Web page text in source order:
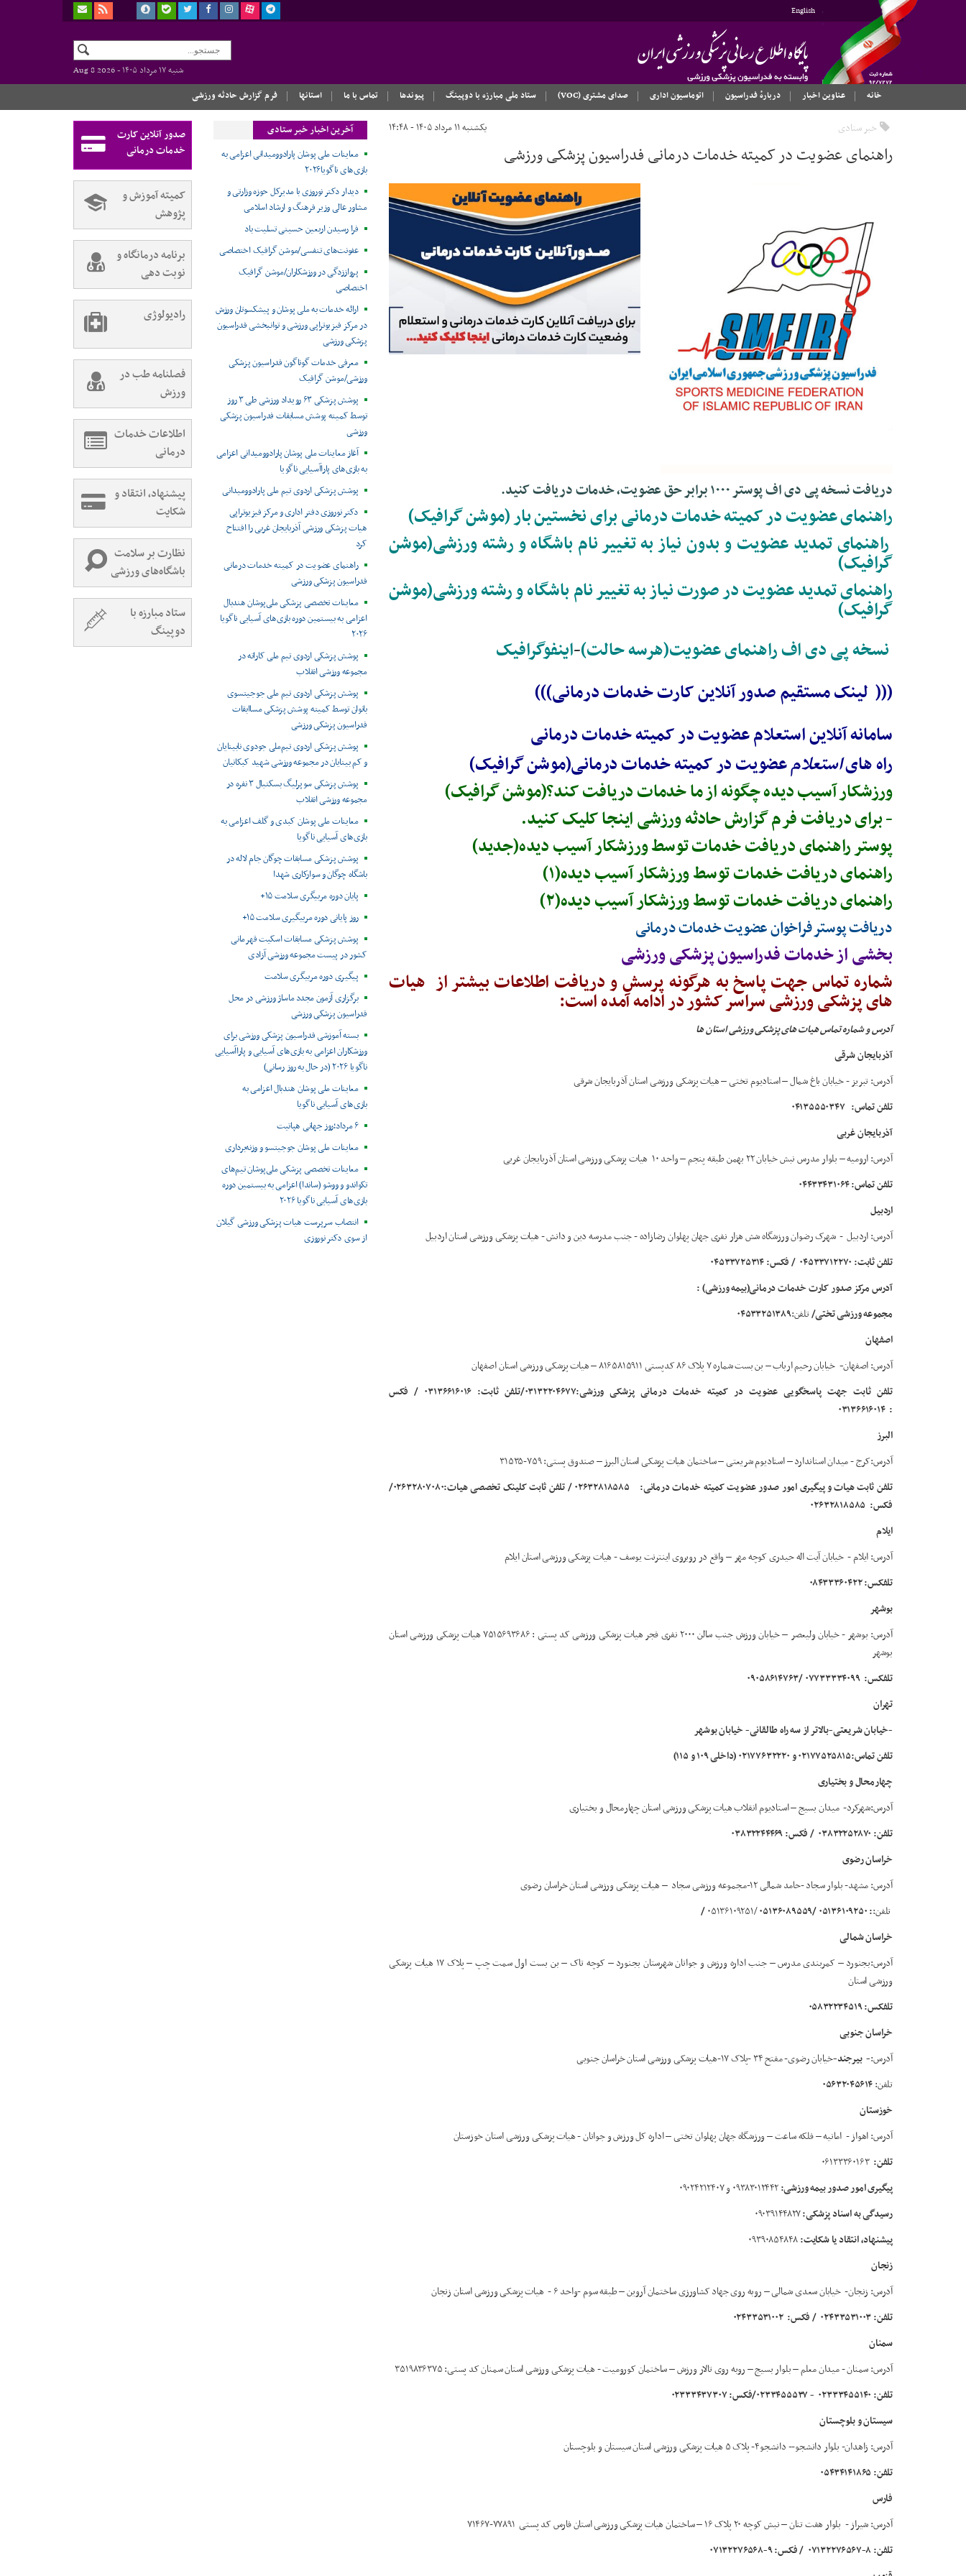
English
شنبه ۱۷ مرداد ۱۴۰۵ -
Aug 8 2026
خانه
عناوین اخبار دربارهٔ فدراسیون اتوماسیون اداری صدای مشتری (VOC) ستاد ملی مبارزه با دوپینگ پیوندها تماس با ما استانها فرم گزارش حادثه ورزشی
خبر ستادی یکشنبه ۱۱ مرداد ۱۴۰۵ - ۱۴:۴۸
راهنمای عضویت در کمیته خدمات درمانی فدراسیون پزشکی ورزشی
دریافت نسخه پی دی اف پوستر ۱۰۰۰ برابر حق عضویت، خدمات دریافت کنید.
راهنمایعضویت در کمیته خدمات درمانی برای نخستین بار(موشن گرافیک)
راهنمای تمدید عضویت و بدون نیاز به تغییر نام باشگاه و رشته ورزشی(موشن
گرافیک)
راهنمای تمدید عضویت در صورت نیاز به تغییر نام باشگاه و رشته ورزشی(موشن
گرافیک)
نسخه پی دی اف راهنمای عضویت(هرسه حالت)-اینفوگرافیک
((( لینک مستقیم صدور آنلاین کارت خدمات درمانی)))
سامانه آنلاین استعلام عضویتدر کمیته خدمات درمانی
راه هایاستعلامعضویت در کمیته خدمات درمانی(موشن گرافیک)
ورزشکار آسیب دیده چگونه از ما خدمات دریافت کند؟(موشن گرافیک)
- برای دریافت فرم گزارش حادثه ورزشی اینجا کلیک کنید.
پوستر راهنمای دریافت خدمات توسط ورزشکار آسیب دیده(جدید)
راهنمای دریافت خدمات توسط ورزشکار آسیب دیده(۱)
راهنمای دریافت خدمات توسط ورزشکار آسیب دیده(۲)
دریافت پوستر فراخوان عضویت خدمات درمانی
بخشی از خدمات فدراسیون پزشکی ورزشی
شماره تماس جهت پاسخ به هرگونه پرسش و دریافت اطلاعات بیشتر از هیات
های پزشکی ورزشی سراسر کشور در ادامه آمده است:
آدرس و شماره تماس هیات های پزشکی ورزشی استان ها
آذربایجان شرقی
آدرس: تبریز - خیابان باغ شمال – استادیوم تختی – هیات پزشکی ورزشی استان آذربایجان شرقی
تلفن تماس:
آذربایجان غربی
آدرس: ارومیه – بلوار مدرس نبش خیابان ۲۲ بهمن طبقه پنجم – واحد ۱۰ هیات پزشکی ورزشی استان آذربایجان غربی
تلفن تماس: ۰۴۴۳۳۴۳۱۰۶۴
اردبیل
آدرس: اردبیل - شهرک رضوان ورزشگاه شش هزار نفری جهان پهلوان رضازاده - جنب مدرسه دین و دانش - هیات پزشکی ورزشی استان اردبیل
تلفن ثابت: ۰۴۵۳۳۷۱۲۲۷۰
/ فکس:۰۴۵۳۳۷۲۵۳۱۴
آدرس مرکز صدور کارت خدمات درمانی(بیمه ورزشی) :
مجموعه ورزشی تختی/تلفن:۰۴۵۳۳۲۵۱۳۸۹
اصفهان
آدرس: اصفهان- خیابان رحیم ارباب – بن بست شماره ۷ پلاک ۸۶ کدپستی ۸۱۶۵۸۱۵۹۱۱ – هیات پزشکی ورزشی استان اصفهان
تلفن ثابت جهت پاسخگویی عضویت در کمیته خدمات درمانی پزشکی ورزشی:۰۳۱۳۲۲۰۴۶۷۷/تلفن ثابت: ۰۳۱۳۶۶۱۶۰۱۶ / فکس
: ۰۳۱۳۶۶۱۶۰۱۴
البرز
آدرس:کرج - میدان استاندارد – استادیوم شریعتی – ساختمان هیات پزشکی استان البرز – صندوق پستی: ۷۵۹-۳۱۵۳۵
تلفن ثابت هیات و پیگیری امور صدور عضویت کمیته خدمات درمانی: ۰۲۶۳۲۸۱۸۵۸۵ / تلفن ثابت کلینک تخصصی هیات:۰۲۶۳۲۸۰۷۰۸۰/
فکس:
ایلام
آدرس: ایلام - خیابان آیت اله حیدری کوچه مهر – واقع در روبروی اینترنت یوسف - هیات پزشکی ورزشی استان ایلام
تلفکس: ۰۸۴۳۳۳۶۰۴۲۲
بوشهر
آدرس: بوشهر - خیابان ولیعصر – خیابان ورزش جنب سالن ۲۰۰۰ نفری فجر هیات پزشکی ورزشی کد پستی : ۷۵۱۵۶۹۳۶۸۶ هیات پزشکی ورزشی استان
بوشهر
تلفکس: ۰۷۷۳۳۳۳۴۰۹۹ /۰۹۰۵۸۶۱۴۷۶۳
تهران
-خیابان شریعتی-بالاتر از سه راه طالقانی- خیابان بوشهر
تلفن تماس:۰۲۱۷۷۵۲۵۸۱۵ و ۰۲۱۷۷۶۳۲۲۲۰ (داخلی ۱۰۹ و ۱۱۵)
چهارمحال و بختیاری
آدرس:شهرکرد- میدان بسیج – استادیوم انقلاب هیات پزشکی ورزشی استان چهارمحال و بختیاری
تلفن: ۰۳۸۳۲۲۵۲۸۷۰
/ فکس: ۰۳۸۳۲۲۴۴۴۶۹
خراسان رضوی
آدرس: مشهد- بلوار سجاد -حامد شمالی ۱۲-مجموعه ورزشی سجاد – هیات پزشکی ورزشی استان خراسان رضوی
تلفن:: ۰۵۱۳۶۱۰۹۲۵۰ /۰۵۱۳۶۰۸۹۵۵۹ /۰۵۱۳۶۱۰۹۲۵۱
/
خراسان شمالی
آدرس:بجنورد – کمربندی مدرس – جنب اداره ورزش و جوانان شهرستان بجنورد – کوچه تاک – بن بست اول سمت چپ – پلاک ۱۷ هیات پزشکی
ورزشی استان
تلفکس: ۰۵۸۳۲۲۳۴۵۱۹
خراسان جنوبی
آدرس:-بیرجند-خیابان رضوی- مفتح ۳۴ -پلاک ۱۷-هیات پزشکی ورزشی استان خراسان جنوبی
تلفن:
خوزستان
آدرس: اهواز - امانیه – فلکه ساعت – ورزشگاه جهان پهلوان تختی – اداره کل ورزش و جوانان - هیات پزشکی ورزشی استان خوزستان
تلفن: ۰۶۱۳۳۳۶۰۱۶۳
پیگیری امور صدور بیمه ورزشی:۰۹۳۸۳۰۱۲۴۴۲ و ۰۹۰۲۴۲۱۲۴۰۷
رسیدگی به اسناد پزشکی:۰۹۰۳۹۱۴۴۸۲۷
پیشنهاد، انتقاد یا شکایت:
زنجان
آدرس: زنجان- خیابان سعدی شمالی – روبه روی جهاد کشاورزی ساختمان آروین – طبقه سوم -واحد ۶ - هیات پزشکی ورزشی استان زنجان
تلفن: ۰۲۴۳۳۵۳۱۰۰۳
/ فکس: ۰۲۴۳۳۵۳۱۰۰۲
سمنان
آدرس: سمنان - میدان معلم – بلوار بسیج – روبه روی تالار ورزش – ساختمان کورومیت - هیات پزشکی ورزشی استان سمنان کد پستی: ۳۵۱۹۸۳۶۳۷۵
تلفن: ۰۲۳۳۳۴۵۵۱۴۰
- ۰۲۳۳۴۵۵۵۳۷/فکس: ۰۲۳۳۳۴۳۷۳۰۷
سیستان و بلوچستان
آدرس: زاهدان- بلوار دانشجو-- دانشجو۴- پلاک ۵ هیات پزشکی ورزشی استان سیستان و بلوچستان
تلفن: ۰۵۴۳۴۱۴۱۸۶۵
فارس
آدرس: شیراز - بلوار هفت تنان – نبش کوچه ۲۰ پلاک ۱۶ – ساختمان هیات پزشکی ورزشی استان فارس کد پستی ۷۷۸۹۱-۷۱۴۶۷
تلفن: ۸-۰۷۱۳۲۲۷۶۵۶۷
/ فکس: ۹-۰۷۱۳۲۲۷۶۵۶۸
آخرین اخبار خبر ستادی
معاینات ملی پوشان پارادوومیدانی اعزامی به
بازی‌های ناگویا۲۰۲۶
دیدار دکتر نوروزی با مدیرکل حوزه وزارتی و
مشاور عالی وزیر فرهنگ و ارشاد اسلامی
فرا رسیدن اربعین حسینی تسلیت باد
عفونت‌های تنفسی/موشن گرافیک اختصاصی
پرواززدگی در ورزشکاران/موشن گرافیک
اختصاصی
ارائه خدمات به ملی پوشان و پیشکسوتان ورزش
در مرکز فیزیوتراپی ورزشی و توانبخشی فدراسیون
پزشکی ورزشی
معرفی خدمات گوناگون فدراسیون پزشکی
ورزشی/موشن گرافیک
پوشش پزشکی ۶۳ رویداد ورزشی طی ۳ روز
توسط کمیته پوشش مسابقات فدراسیون پزشکی
ورزشی
آغاز معاینات ملی پوشان پارادوومیدانی اعزامی
به بازی‌های پاراآسیایی ناگویا
پوشش پزشکی اردوی تیم ملی پارادوومیدانی
دکتر نوروزی دفتر اداری و مرکز فیزیوتراپی
هیات پزشکی ورزشی آذربایجان غربی را افتتاح
کرد
راهنمای عضویت در کمیته خدمات درمانی
فدراسیون پزشکی ورزشی
معاینات تخصصی پزشکی ملی‌پوشان هندبال
اعزامی به بیستمین دوره بازی‌های آسیایی ناگویا
۲۰۲۶
پوشش پزشکی اردوی تیم ملی کاراته در
مجموعه ورزشی انقلاب
پوشش پزشکی اردوی تیم ملی جوجیتسوی
بانوان توسط کمیته پوشش پزشکی مساابقات
فدراسیون پزشکی ورزشی
پوشش پزشکی اردوی تیم‌ملی جودوی نابینایان
و کم بینایان در مجموعه ورزشی شهید کبکانیان
پوشش پزشکی سوپرلیگ بسکتبال ۳ نفره در
مجموعه ورزشی انقلاب
معاینات ملی پوشان کبدی و گلف اعزامی به
بازی‌های آسیایی ناگویا
پوشش پزشکی مسابقات چوگان جام لاله در
باشگاه چوگان و سوارکاری شهدا
پایان دوره مربیگری سلامت ۱۵+
روز پایانی دوره مربیگیری سلامت ۱۵+
پوشش پزشکی مسابقات اسکیت قهرمانی
کشور در پیست مجموعه ورزشی آزادی
پیگیری دوره مربیگری سلامت
برگزاری آزمون مجدد ماساژ ورزشی در محل
فدراسیون پزشکی ورزشی
بسته آموزشی فدراسیون پزشکی ورزشی برای
ورزشکاران اعزامی به بازی‌های آسیایی و پاراآسیایی
ناگویا ۲۰۲۶ (در حال به روز رسانی)
معاینات ملی پوشان هندبال اعزامی به
بازی‌های آسیایی ناگویا
۶ مرداد؛روز جهانی هپاتیت
معاینات ملی پوشان جوجیتسو و وزنه‌برداری
معاینات تخصصی پزشکی ملی‌پوشان تیم‌های
تکواندو و ووشو (ساندا) اعزامی به بیستمین دوره
بازی‌های آسیایی ناگویا ۲۰۲۶
انتصاب سرپرست هیات پزشکی ورزشی گیلان
از سوی دکتر نوروزی
صدور آنلاین کارت
خدمات درمانی
کمیته آموزش و
پژوهش
برنامه درمانگاه و
نوبت دهی
رادیولوژی
فصلنامه طب در
ورزش
اطلاعات خدمات
درمانی
پیشنهاد، انتقاد و
شکایت
نظارت بر سلامت
باشگاه‌های ورزشی
ستاد مبارزه با
دوپینگ